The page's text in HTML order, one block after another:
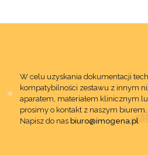
W celu uzyskania dokumentacji
kompatybilności zestawu z innym
aparatem, materiałem klinicznym
prosimy o kontakt z naszym biurem.
Napisz do nas biuro@imogena.pl